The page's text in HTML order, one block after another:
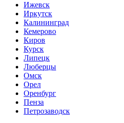
Ижевск
Иркутск
Калининград
Кемерово
Киров
Курск
Липецк
Люберцы
Омск
Орел
Оренбург
Пенза
Петрозаводск